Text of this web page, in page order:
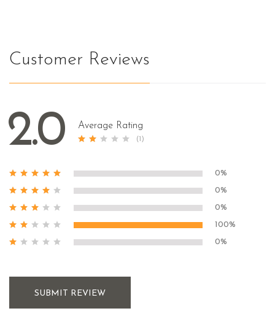
Customer Reviews
2.0 Average Rating
(1)
0%
0%
0%
100%
0%
SUBMIT REVIEW